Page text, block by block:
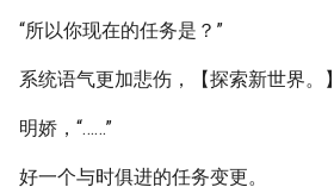
“所以你现在的任务是？”
系统语气更加悲伤，【探索新世界。】
明娇，“……”
好一个与时俱进的任务变更。